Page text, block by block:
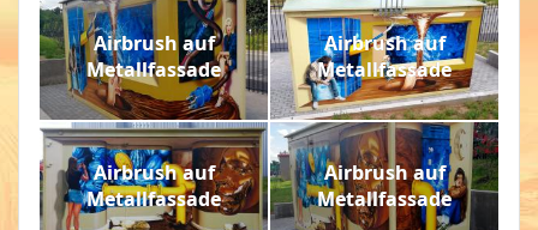
Airbrush auf
Metallfassade
Airbrush auf
Metallfassade
Airbrush auf
Metallfassade
Airbrush auf
Metallfassade